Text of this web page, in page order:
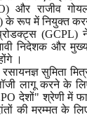
और राजीव
के रूप में नियुक्त
(GCPL)
निदेशक और
।
रसायनज्ञ सुमिता
लागू करने के
देशों" श्रेणी में
की मरम्मत के